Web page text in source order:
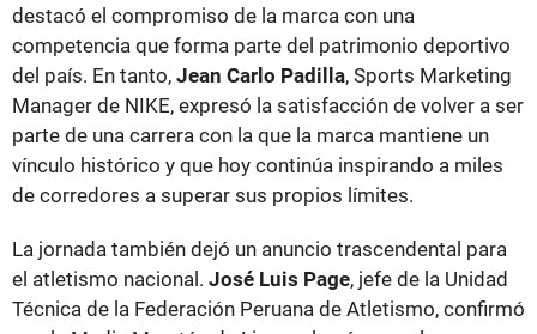
destacó el compromiso de la marca con una
competencia que forma parte del patrimonio deportivo
del país. En tanto, Jean Carlo Padilla, Sports Marketing
Manager de NIKE, expresó la satisfacción de volver a ser
parte de una carrera con la que la marca mantiene un
vínculo histórico y que hoy continúa inspirando a miles
de corredores a superar sus propios límites.
La jornada también dejó un anuncio trascendental para
el atletismo nacional. José Luis Page, jefe de la Unidad
Técnica de la Federación Peruana de Atletismo, confirmó